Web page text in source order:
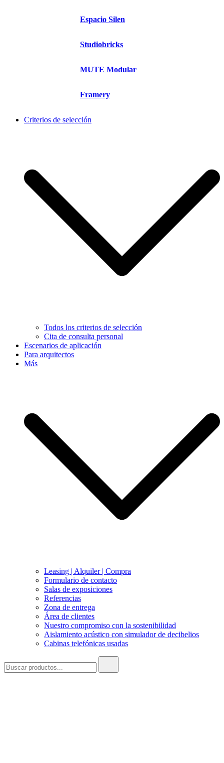
Espacio Silen
Studiobricks
MUTE Modular
Framery
Criterios de selección
Todos los criterios de selección
Cita de consulta personal
Escenarios de aplicación
Para arquitectos
Más
Leasing | Alquiler | Compra
Formulario de contacto
Salas de exposiciones
Referencias
Zona de entrega
Área de clientes
Nuestro compromiso con la sostenibilidad
Aislamiento acústico con simulador de decibelios
Cabinas telefónicas usadas